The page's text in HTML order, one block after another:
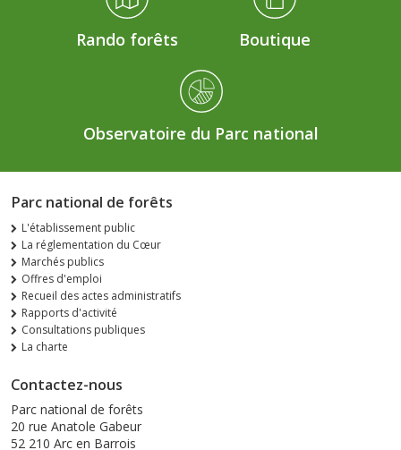
Rando forêts Boutique
Observatoire du Parc national
Parc national de forêts
L'établissement public
La réglementation du Cœur
Marchés publics
Offres d'emploi
Recueil des actes administratifs
Rapports d'activité
Consultations publiques
La charte
Contactez-nous
Parc national de forêts
20 rue Anatole Gabeur
52 210 Arc en Barrois